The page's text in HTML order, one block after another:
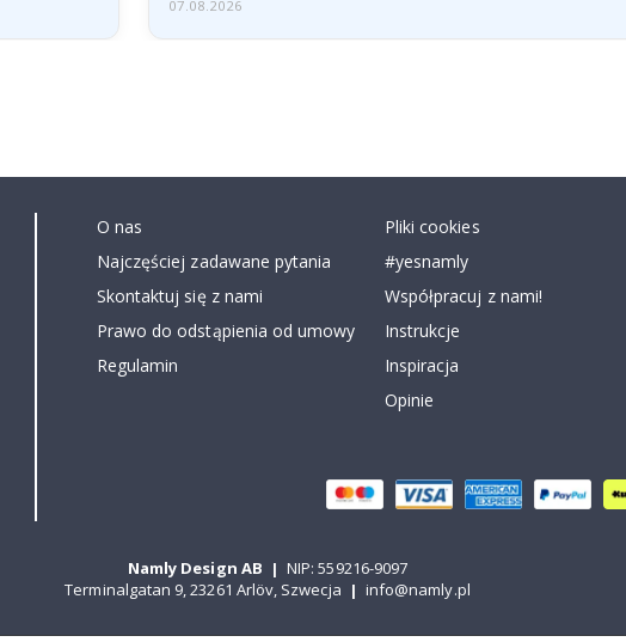
07.08.2026
O nas
Najczęściej zadawane pytania
Skontaktuj się z nami
Prawo do odstąpienia od umowy
Regulamin
Pliki cookies
#yesnamly
Współpracuj z nami!
Instrukcje
Inspiracja
Opinie
Namly Design AB | NIP: 559216-9097
Terminalgatan 9, 23261 Arlöv, Szwecja | info@namly.pl